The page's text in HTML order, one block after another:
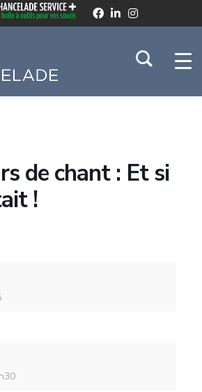
de chant : Et si
!